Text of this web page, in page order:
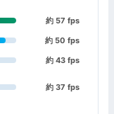
約 57 fps
約 50 fps
約 43 fps
約 37 fps